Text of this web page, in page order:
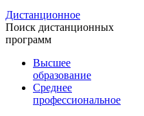
Дистанционное
Поиск дистанционных
программ
Высшее
образование
Среднее
профессиональное